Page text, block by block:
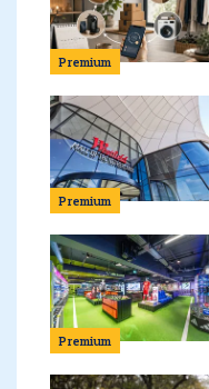
Premium
Premium
Premium